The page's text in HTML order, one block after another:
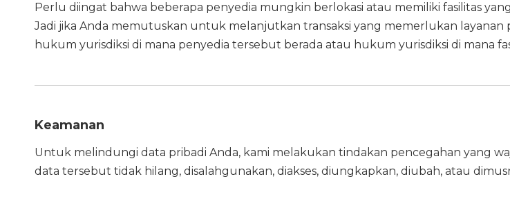
Perlu diingat bahwa beberapa penyedia mungkin berlokasi atau memiliki fasilitas
Jadi jika Anda memutuskan untuk melanjutkan transaksi yang memerlukan
hukum yurisdiksi di mana penyedia tersebut berada atau hukum yurisdiksi di mana
Keamanan
Untuk melindungi data pribadi Anda, kami melakukan tindakan pencegahan yang
data tersebut tidak hilang, disalahgunakan, diakses, diungkapkan, diubah, atau